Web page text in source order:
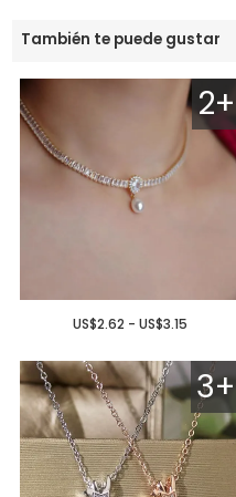
También te puede gustar
2+
US$2.62 - US$3.15
3+